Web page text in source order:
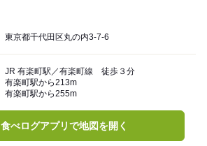
東京都千代田区丸の内3-7-6
JR 有楽町駅／有楽町線 徒歩３分
有楽町駅から213m
有楽町駅から255m
食べログアプリで地図を開く